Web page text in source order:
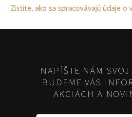
Zistite, ako sa spracovávajú údaje o
NAPÍŠTE NÁM SVOJ
BUDEME VÁS
AKCIÁCH A